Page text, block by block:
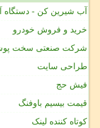
آب شیرین کن -
خرید و فروش خودرو
شرکت صنعتی سخت
طراحی سایت
فیش حج
قیمت بیسیم باوفنگ
کوتاه کننده لینک